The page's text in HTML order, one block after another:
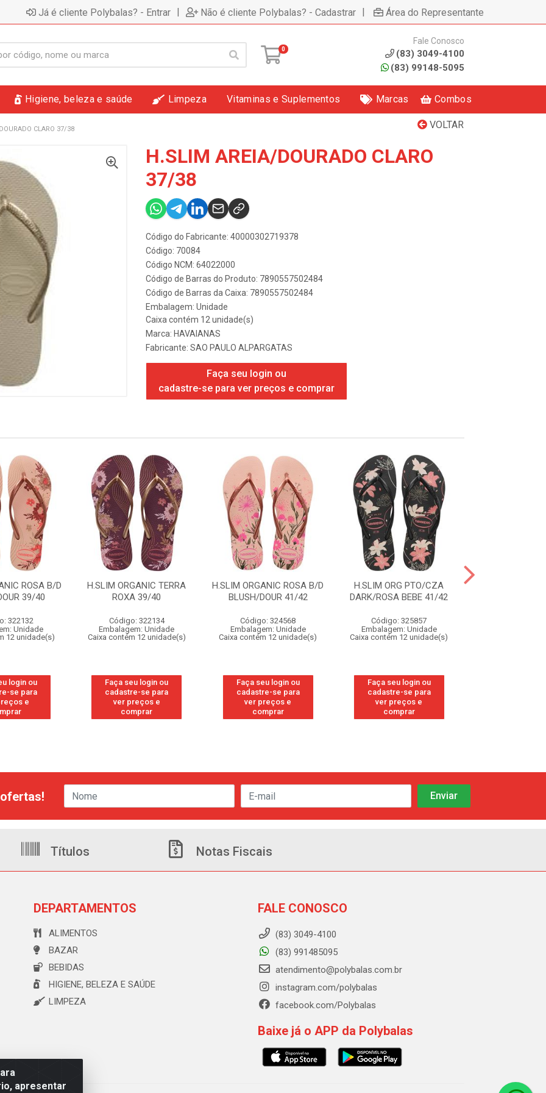
Já é cliente Polybalas? - Entrar | Não é cliente Polybalas? - Cadastrar | Área do Representante
0
Fale Conosco
(83) 3049-4100
(83) 99148-5095
Higiene, beleza e saúde Limpeza Vitaminas e Suplementos Marcas Combos
VOLTAR
CLARO 37/38
H.SLIM AREIA/DOURADO CLARO
37/38
Código do Fabricante: 40000302719378
Código: 70084
Código NCM: 64022000
Código de Barras do Produto: 7890557502484
Código de Barras da Caixa: 7890557502484
Embalagem: Unidade
Caixa contém 12 unidade(s)
Marca: HAVAIANAS
Fabricante: SAO PAULO ALPARGATAS
Faça seu login ou
cadastre-se para ver preços e comprar
ROSA B/D
39/40
322132
Unidade
12 unidade(s)
login ou
se para
e
H.SLIM ORGANIC TERRA
ROXA 39/40
Código: 322134
Embalagem: Unidade
Caixa contém 12 unidade(s)
Faça seu login ou
cadastre-se para
ver preços e
comprar
H.SLIM ORGANIC ROSA B/D
BLUSH/DOUR 41/42
Código: 324568
Embalagem: Unidade
Caixa contém 12 unidade(s)
Faça seu login ou
cadastre-se para
ver preços e
comprar
H.SLIM ORG PTO/CZA
DARK/ROSA BEBE 41/42
Código: 325857
Embalagem: Unidade
Caixa contém 12 unidade(s)
Faça seu login ou
cadastre-se para
ver preços e
comprar
apresentar
Títulos Notas Fiscais
DEPARTAMENTOS
ALIMENTOS
BAZAR
BEBIDAS
HIGIENE, BELEZA E SAÚDE
LIMPEZA
FALE CONOSCO
(83) 3049-4100
(83) 991485095
atendimento@polybalas.com.br
instagram.com/polybalas
facebook.com/Polybalas
Baixe já o APP da Polybalas